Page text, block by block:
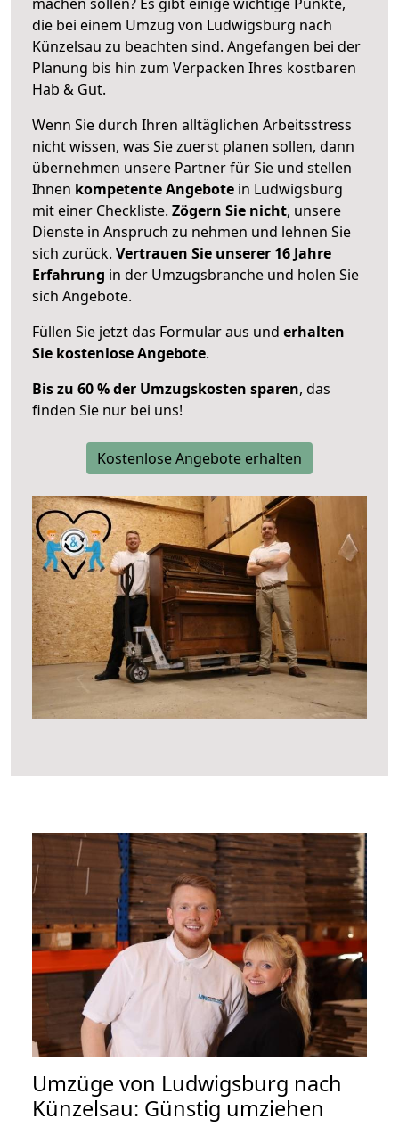
die bei einem Umzug von Ludwigsburg nach
Künzelsau zu beachten sind. Angefangen bei der
Planung bis hin zum Verpacken Ihres kostbaren
Hab & Gut.
Wenn Sie durch Ihren alltäglichen Arbeitsstress
nicht wissen, was Sie zuerst planen sollen, dann
übernehmen unsere Partner für Sie und stellen
Ihnen kompetente Angebote in Ludwigsburg
mit einer Checkliste. Zögern Sie nicht, unsere
Dienste in Anspruch zu nehmen und lehnen Sie
sich zurück. Vertrauen Sie unserer 16 Jahre
Erfahrung in der Umzugsbranche und holen Sie
sich Angebote.
Füllen Sie jetzt das Formular aus und erhalten
Sie kostenlose Angebote.
Bis zu 60 % der Umzugskosten sparen, das
finden Sie nur bei uns!
Kostenlose Angebote erhalten
Umzüge von Ludwigsburg nach
Künzelsau: Günstig umziehen